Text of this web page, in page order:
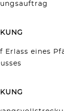
Erlass eines